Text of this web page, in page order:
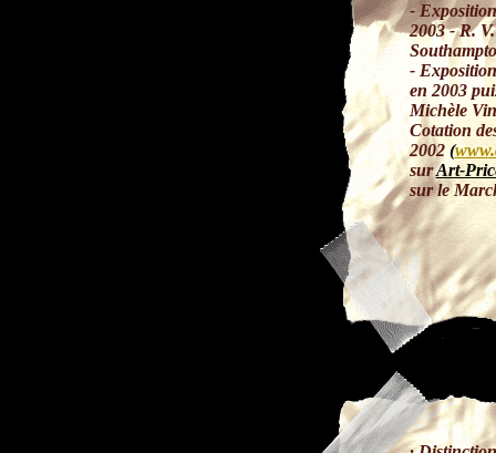
-
2003 - R.
-
en 2003
Michèle
Cotation
2002(
surArt-
sur le